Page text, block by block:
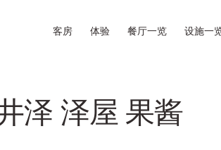
客房 体验 餐厅一览 设施一
泽 泽屋 果酱